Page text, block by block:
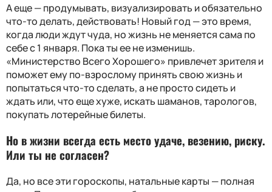
А еще — продумывать, визуализировать и обязательно
что-то делать, действовать! Новый год — это время,
когда люди ждут чуда, но жизнь не меняется сама по
себе с 1 января. Пока ты ее не изменишь.
«Министерство Всего Хорошего» привлечет зрителя и
поможет ему по-взрослому принять свою жизнь и
попытаться что-то сделать, а не просто сидеть и
ждать или, что еще хуже, искать шаманов, тарологов,
покупать лотерейные билеты.
Но в жизни всегда есть место удаче, везению, риску.
Или ты не согласен?
Да, но все эти гороскопы, натальные карты — полная